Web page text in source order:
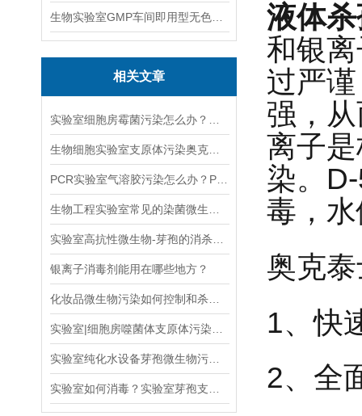
相关文章
银离子消毒剂能用在哪些地方？
液体
和银
过严
强，
离子
染。
毒，
奥克
1、快
2、全